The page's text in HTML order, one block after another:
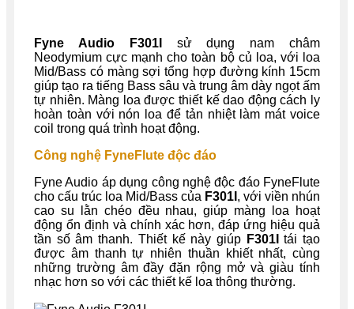
Fyne Audio F301I
sử dụng nam châm
Neodymium cực mạnh cho toàn bộ củ loa, với loa
Mid/Bass có màng sợi tổng hợp đường kính 15cm
giúp tạo ra tiếng Bass sâu và trung âm dày ngọt ấm
tự nhiên. Màng loa được thiết kế dao động cách ly
hoàn toàn với nón loa để tản nhiệt làm mát voice
coil trong quá trình hoạt động.
Công nghệ FyneFlute độc đáo
Fyne Audio áp dụng công nghệ độc đáo FyneFlute
cho cấu trúc loa Mid/Bass của F301I , với viền nhún
cao su lằn chéo đều nhau, giúp màng loa hoạt
động ổn định và chính xác hơn, đáp ứng hiệu quả
tần số âm thanh. Thiết kế này giúp F301I tái tạo
được âm thanh tự nhiên thuần khiết nhất, cùng
những trường âm đầy đặn rộng mở và giàu tính
nhạc hơn so với các thiết kế loa thông thường.